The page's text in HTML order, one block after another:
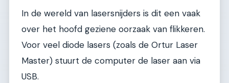
In de wereld van lasersnijders is dit een vaak
over het hoofd geziene oorzaak van flikkeren.
Voor veel diode lasers (zoals de Ortur Laser
Master) stuurt de computer de laser aan via
USB.